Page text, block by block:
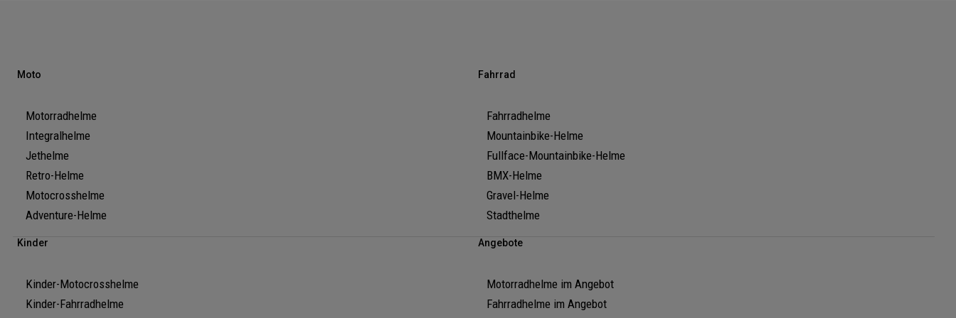
Moto
Motorradhelme
Integralhelme
Jethelme
Retro-Helme
Motocrosshelme
Adventure-Helme
Fahrrad
Fahrradhelme
Mountainbike-Helme
Fullface-Mountainbike-Helme
BMX-Helme
Gravel-Helme
Stadthelme
Kinder
Kinder-Motocrosshelme
Kinder-Fahrradhelme
Angebote
Motorradhelme im Angebot
Fahrradhelme im Angebot